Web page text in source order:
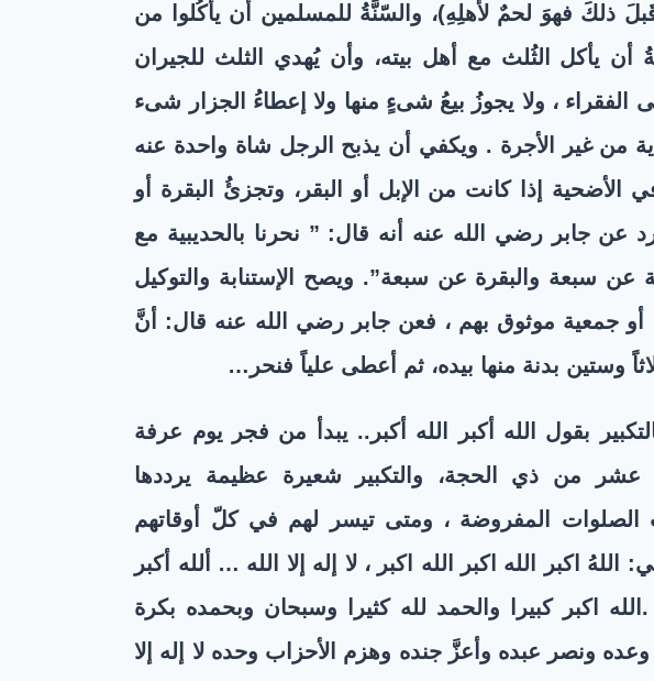
ذلكَ فهوَ لحمٌ لأهلِهِ)، والسّنَّةُ للمسلمين أن يأكُلوا من
أن يأكل الثُلث مع أهل بيته، وأن يُهدي الثلث للجيران
، ولا يجوزُ بيعُ شىءٍ منها ولا إعطاءُ الجزار شىء
من غير الأجرة . ويكفي أن يذبح الرجل شاة واحدة عنه
الأضحية إذا كانت من الإبل أو البقر، وتجزئُ البقرة أو
عن جابر رضي الله عنه أنه قال: ” نحرنا بالحديبية مع
عن سبعة والبقرة عن سبعة”. ويصح الإستنابة والتوكيل
جمعية موثوق بهم ، فعن جابر رضي الله عنه قال: أنَّ
وستين بدنة منها بيده، ثم أعطى علياً فنحر …
بقول الله أكبر الله أكبر.. يبدأ من فجر يوم عرفة
من ذي الحجة، والتكبير شعيرة عظيمة يرددها
المفروضة ، ومتى تيسر لهم في كلّ أوقاتهم
اكبر الله اكبر الله اكبر ، لا إله إلا الله … ألله أكبر
.الله اكبر كبيرا والحمد لله كثيرا وسبحان وبحمده بكرة
وعده ونصر عبده وأعزَّ جنده وهزم الأحزاب وحده لا إله إلا